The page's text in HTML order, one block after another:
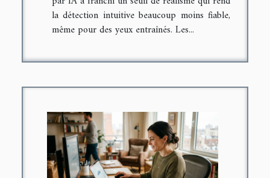
la détection intuitive beaucoup moins fiable,
même pour des yeux entraînés. Les...